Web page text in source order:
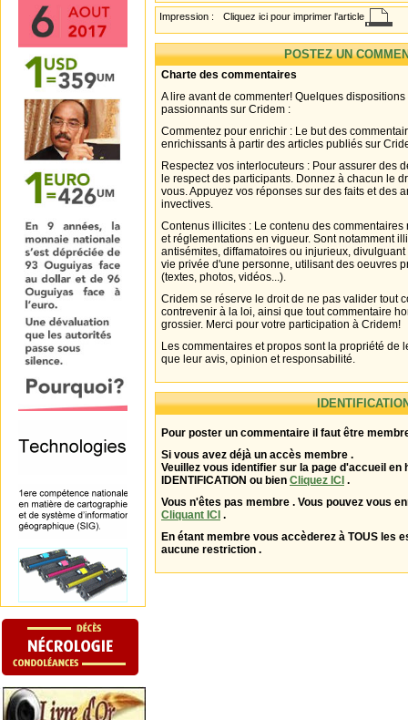
Impression : Cliquez ici pour imprimer l'article
POSTEZ UN
Charte des commentaires
A lire avant de commenter! Quelques
passionnants sur Cridem :
Commentez pour enrichir : Le but des
enrichissants à partir des articles publiés sur
Respectez vos interlocuteurs : Pour assurer des
le respect des participants. Donnez à chacun le
vous. Appuyez vos réponses sur des faits et des
invectives.
Contenus illicites : Le contenu des
et réglementations en vigueur. Sont notamment
antisémites, diffamatoires ou injurieux,
vie privée d'une personne, utilisant des oeuvres
(textes, photos, vidéos...).
Cridem se réserve le droit de ne pas valider tout
contrevenir à la loi, ainsi que tout commentaire
grossier. Merci pour votre participation à Cridem!
Les commentaires et propos sont la propriété de
que leur avis, opinion et responsabilité.
Pour poster un commentaire il faut être
Si vous avez déjà un accès membre .
Veuillez vous identifier sur la page d'accueil en
IDENTIFICATION ou bien Cliquez ICI .
Vous n'êtes pas membre . Vous pouvez vous
Cliquant ICI .
En étant membre vous accèderez à TOUS les
aucune restriction .